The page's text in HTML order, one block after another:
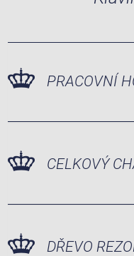
PRACOVNÍ
CELKOVÝ
DŘEVO